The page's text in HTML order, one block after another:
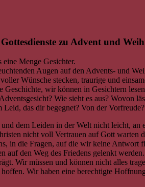
zu Advent und
Menge Gesichter.
Augen auf den Advents- und
Wünsche stecken, traurige und
Geschichte, wir können in Gesichtern
Wie sieht es aus? Wovon
Leid, das dir begegnet? Von der
dem Leiden in der Welt nicht leicht,
nicht voll Vertrauen auf Gott warten
in die Fragen, auf die wir keine
auf den Weg des Friedens gelenkt
Wir müssen und können nicht alles
Wir haben eine berechtigte